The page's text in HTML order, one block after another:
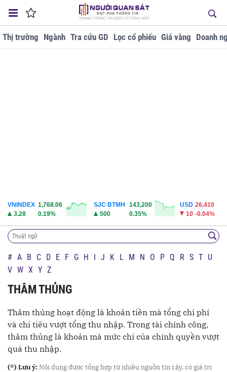
Thị trường Ngành Tra cứu GD Lọc cổ phiếu Giá vàng Doanh
VNINDEX 1,768.06
3.28
0.19%
SJC BTMH
143,200
500
0.35%
USD 26,410
10 -0.04%
# A B C D E F G H I J K L M N O P Q R S T U
V W X Y Z
THÂM THỦNG
Thâm thủng hoạt động là khoản tiền mà tổng chi phí
và chi tiêu vượt tổng thu nhập. Trong tài chính công,
thâm thủng là khoản mà mức chi của chính quyền vượt
quá thu nhập.
(*) Lưu ý: Nội dung được tổng hợp từ nhiều nguồn tin cậy, có giá trị